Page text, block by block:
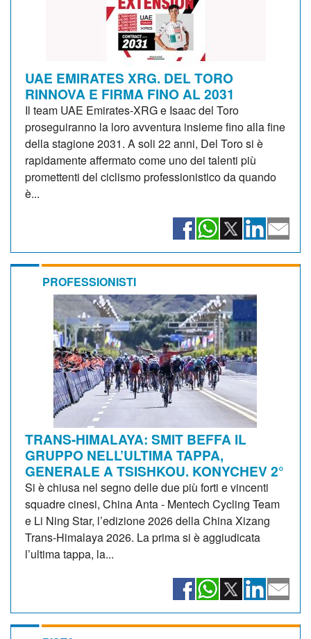
UAE EMIRATES XRG. DEL TORO
RINNOVA E FIRMA FINO AL 2031
Il team UAE Emirates-XRG e Isaac del Toro
proseguiranno la loro avventura insieme fino alla fine
della stagione 2031. A soli 22 anni, Del Toro si è
rapidamente affermato come uno dei talenti più
promettenti del ciclismo professionistico da quando
è...
PROFESSIONISTI
TRANS-HIMALAYA: SMIT BEFFA IL
GRUPPO NELL’ULTIMA TAPPA,
GENERALE A TSISHKOU. KONYCHEV 2°
Si è chiusa nel segno delle due più forti e vincenti
squadre cinesi, China Anta - Mentech Cycling Team
e Li Ning Star, l’edizione 2026 della China Xizang
Trans-Himalaya 2026. La prima si è aggiudicata
l’ultima tappa, la...